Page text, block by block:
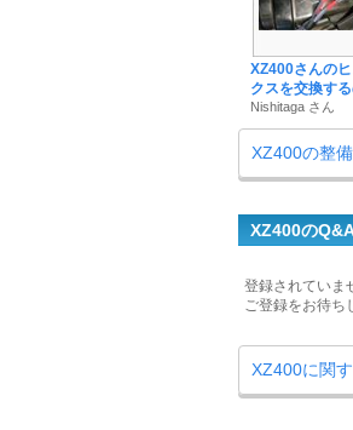
XZ400さんの
クスを交換す
Nishitaga さん
XZ400の整
XZ400の
登録されていま
ご登録をお待ち
XZ400に関